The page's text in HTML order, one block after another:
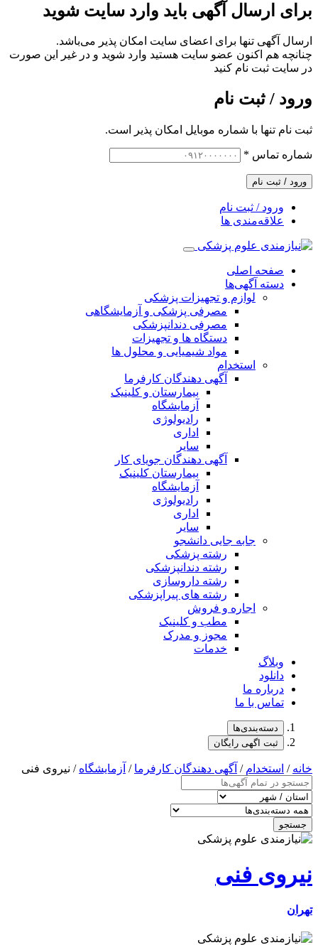
برای ارسال آگهی باید وارد سایت شوید
ارسال آگهی تنها برای اعضای سایت امکان پذیر می‌باشد.
چنانچه هم‌ اکنون عضو سایت هستید وارد شوید و در غیر این صورت
در سایت ثبت نام کنید
ورود / ثبت نام
ثبت نام تنها با شماره موبایل امکان پذیر است.
شماره تماس *
ورود / ثبت نام
ورود / ثبت نام
علاقه‌مندی ها
صفحه اصلی
دسته آگهی‌ها
لوازم و تجهیزات پزشکی
مصرفی پزشکی و آزمایشگاهی
مصرفی دندانپزشکی
دستگاه ها و تجهیزات
مواد شیمیایی و محلول ها
استخدام
آگهی دهندگان کارفرما
بیمارستان و کلینیک
آزمایشگاه
رادیولوژی
اداری
سایر
آگهی دهندگان جویای کار
بیمارستان کلینیک
آزمایشگاه
رادیولوژی
اداری
سایر
جابه جایی دانشجو
رشته پزشکی
رشته دندانپزشکی
رشته داروسازی
رشته های پیراپزشکی
اجاره و فروش
مطب و کلینیک
مجوز و مدرک
خدمات
وبلاگ
دانلود
درباره ما
تماس با ما
دسته‌بندی‌ها
ثبت اگهی رایگان
خانه/ استخدام/ آگهی دهندگان کارفرما/ آزمایشگاه/ نیروی فنی
جستجو
نیروی فنی
تهران